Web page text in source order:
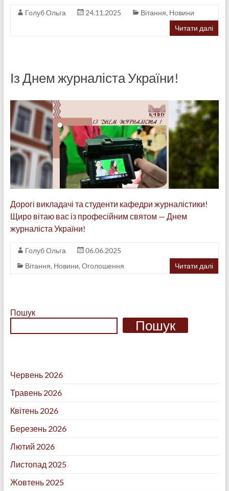
Голуб Ольга 24.11.2025 Вітання, Новини
Читати далі
Із Днем журналіста України!
Дорогі викладачі та студенти кафедри журналістики!
Щиро вітаю вас із професійним святом — Днем
журналіста України!
Голуб Ольга
06.06.2025
Вітання, Новини, Оголошення Читати далі
Пошук
Пошук
Червень 2026
Травень 2026
Квітень 2026
Березень 2026
Лютий 2026
Листопад 2025
Жовтень 2025